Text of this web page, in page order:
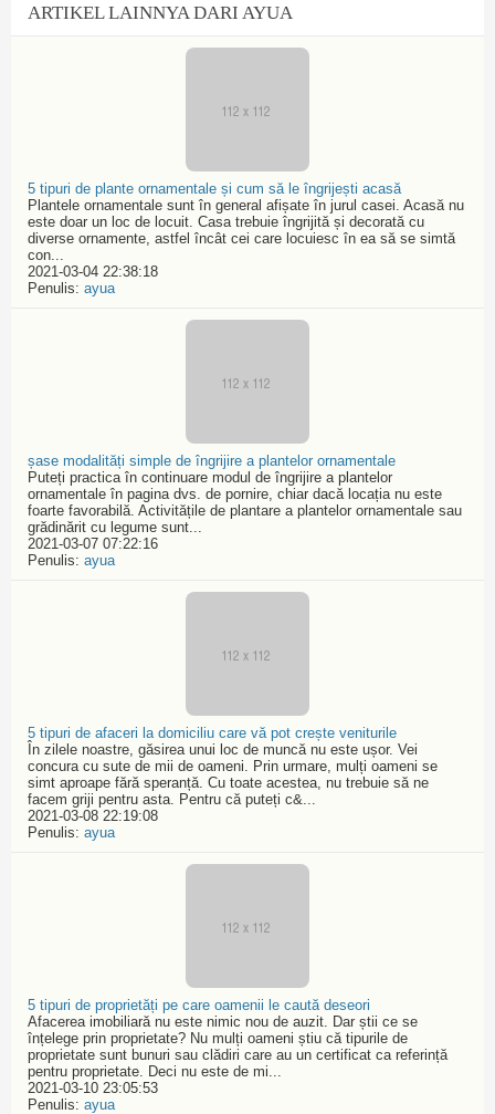
ARTIKEL LAINNYA DARI AYUA
5 tipuri de plante ornamentale și cum să le îngrijești acasă
Plantele ornamentale sunt în general afișate în jurul casei. Acasă nu
este doar un loc de locuit. Casa trebuie îngrijită și decorată cu
diverse ornamente, astfel încât cei care locuiesc în ea să se simtă
con...
2021-03-04 22:38:18
Penulis: ayua
șase modalități simple de îngrijire a plantelor ornamentale
Puteți practica în continuare modul de îngrijire a plantelor
ornamentale în pagina dvs. de pornire, chiar dacă locația nu este
foarte favorabilă. Activitățile de plantare a plantelor ornamentale sau
grădinărit cu legume sunt...
2021-03-07 07:22:16
Penulis: ayua
5 tipuri de afaceri la domiciliu care vă pot crește veniturile
În zilele noastre, găsirea unui loc de muncă nu este ușor. Vei
concura cu sute de mii de oameni. Prin urmare, mulți oameni se
simt aproape fără speranță. Cu toate acestea, nu trebuie să ne
facem griji pentru asta. Pentru că puteți c&...
2021-03-08 22:19:08
Penulis: ayua
5 tipuri de proprietăți pe care oamenii le caută deseori
Afacerea imobiliară nu este nimic nou de auzit. Dar știi ce se
înțelege prin proprietate? Nu mulți oameni știu că tipurile de
proprietate sunt bunuri sau clădiri care au un certificat ca referință
pentru proprietate. Deci nu este de mi...
2021-03-10 23:05:53
Penulis: ayua